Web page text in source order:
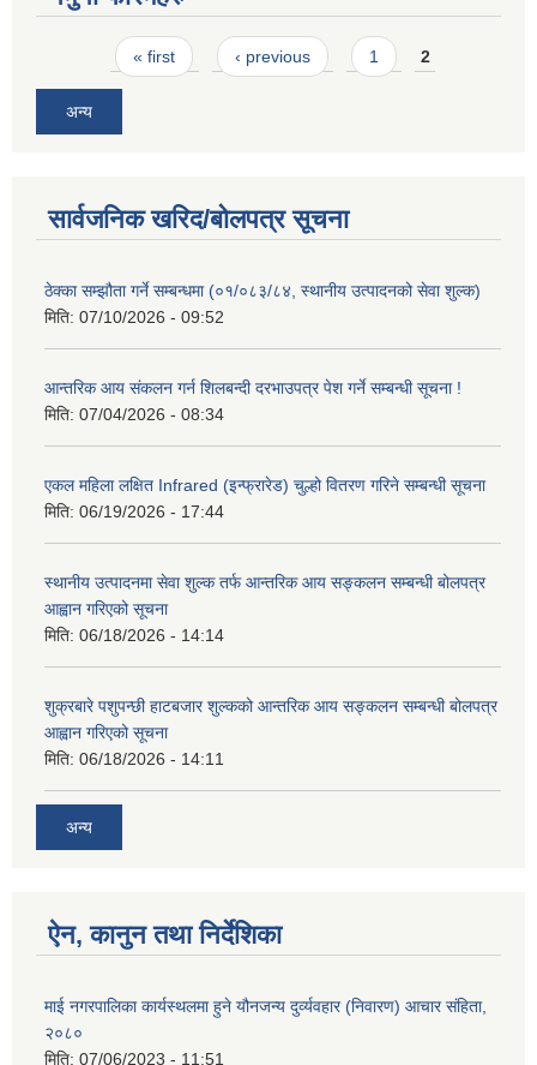
Pages« first ‹ previous 1 2
अन्य
सार्वजनिक खरिद/बोलपत्र सूचना
ठेक्का सम्झौता गर्ने सम्बन्धमा (०१/०८३/८४, स्थानीय उत्पादनको सेवा शुल्क)
मिति: 07/10/2026 - 09:52
आन्तरिक आय संकलन गर्न शिलबन्दी दरभाउपत्र पेश गर्ने सम्बन्धी सूचना !
मिति: 07/04/2026 - 08:34
एकल महिला लक्षित Infrared (इन्फ्रारेड) चुल्हो वितरण गरिने सम्बन्धी सूचना
मिति: 06/19/2026 - 17:44
स्थानीय उत्पादनमा सेवा शुल्क तर्फ आन्तरिक आय सङ्कलन सम्बन्धी बोलपत्र
आह्वान गरिएको सूचना
मिति: 06/18/2026 - 14:14
शुक्रबारे पशुपन्छी हाटबजार शुल्कको आन्तरिक आय सङ्कलन सम्बन्धी बोलपत्र
आह्वान गरिएको सूचना
मिति: 06/18/2026 - 14:11
अन्य
ऐन, कानुन तथा निर्देशिका
माई नगरपालिका कार्यस्थलमा हुने यौनजन्य दुर्व्यवहार (निवारण) आचार संहिता,
२०८०
मिति: 07/06/2023 - 11:51